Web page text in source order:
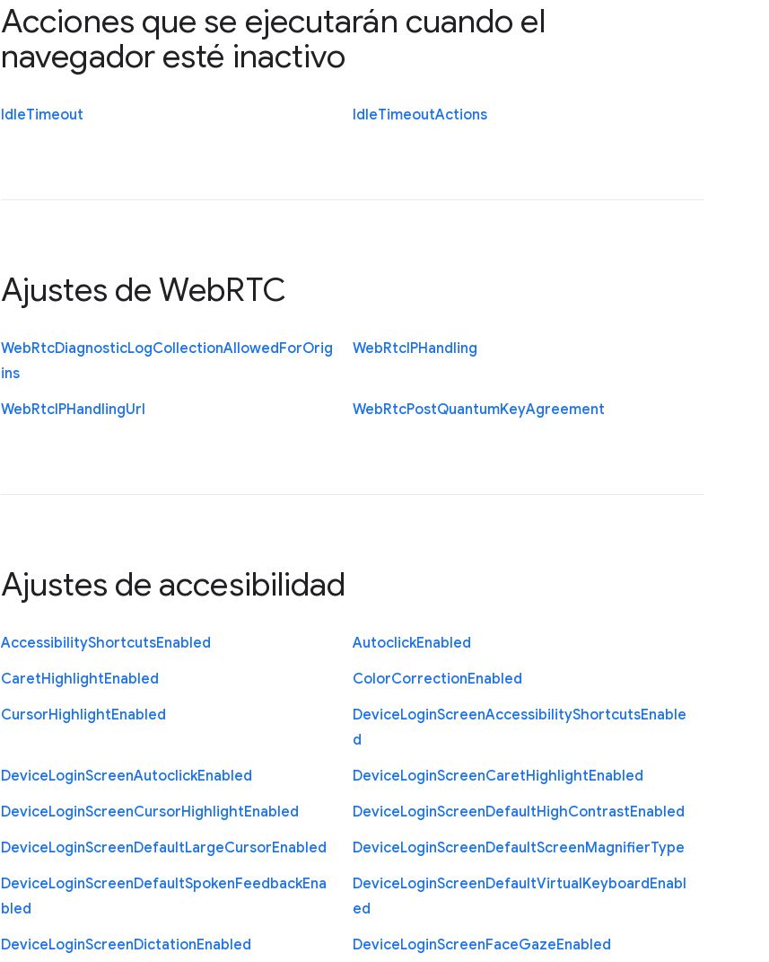
Acciones que se ejecutarán cuando el
navegador esté inactivo
IdleTimeout IdleTimeoutActions
Ajustes de WebRTC
WebRtcDiagnosticLogCollectionAllowedForOrig
ins
WebRtcIPHandling
WebRtcIPHandlingUrl WebRtcPostQuantumKeyAgreement
Ajustes de accesibilidad
AccessibilityShortcutsEnabled AutoclickEnabled
CaretHighlightEnabled ColorCorrectionEnabled
CursorHighlightEnabled DeviceLoginScreenAccessibilityShortcutsEnable
d
DeviceLoginScreenAutoclickEnabled DeviceLoginScreenCaretHighlightEnabled
DeviceLoginScreenCursorHighlightEnabled DeviceLoginScreenDefaultHighContrastEnabled
DeviceLoginScreenDefaultLargeCursorEnabled DeviceLoginScreenDefaultScreenMagnifierType
DeviceLoginScreenDefaultSpokenFeedbackEna
bled
DeviceLoginScreenDefaultVirtualKeyboardEnabl
ed
DeviceLoginScreenDictationEnabled DeviceLoginScreenFaceGazeEnabled